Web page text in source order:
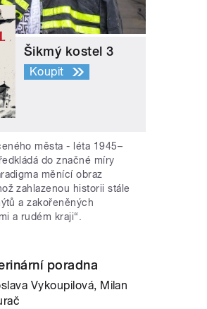
Šikmý kostel 3
Koupit
města - léta 1945–
do značné míry
měnící obraz
zahlazenou historii stále
a zakořeněných
a rudém kraji“.
poradna
Vykoupilová, Milan